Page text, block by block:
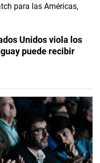
Unidos viola los
puede recibir